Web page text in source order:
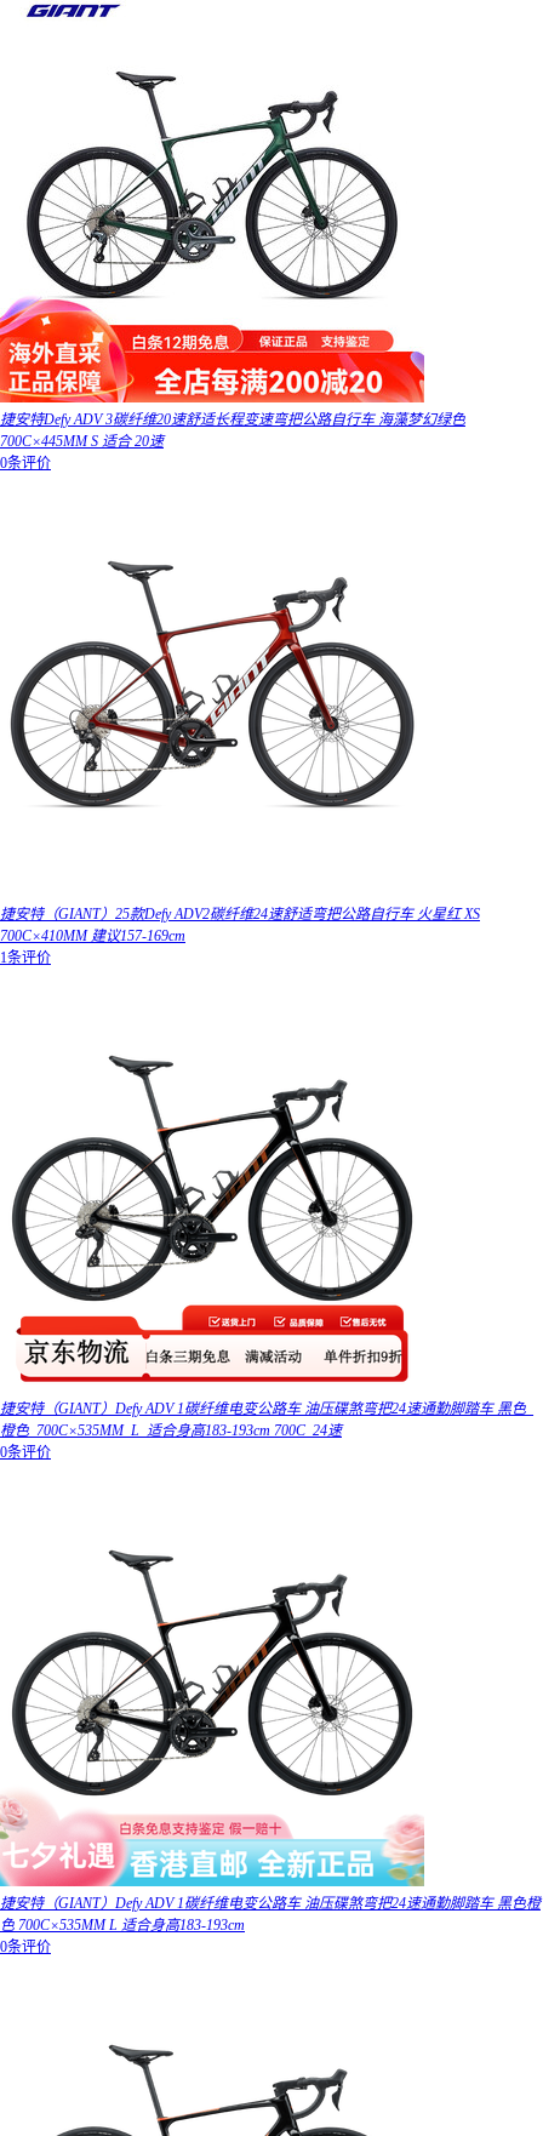
捷安特Defy ADV 3碳纤维20速舒适长程变速弯把公路自行车 海藻梦幻绿色
700C×445MM S 适合 20速
0条评价
捷安特（GIANT）25款Defy ADV2碳纤维24速舒适弯把公路自行车 火星红 XS
700C×410MM 建议157-169cm
1条评价
捷安特（GIANT）Defy ADV 1碳纤维电变公路车 油压碟煞弯把24速通勤脚踏车 黑色_
橙色_700C×535MM_L_适合身高183-193cm 700C_24速
0条评价
捷安特（GIANT）Defy ADV 1碳纤维电变公路车 油压碟煞弯把24速通勤脚踏车 黑色橙
色 700C×535MM L 适合身高183-193cm
0条评价